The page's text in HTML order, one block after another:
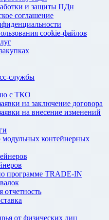
и защиты ПДн
соглашение
cookie-файлов
службы
с ТКО
на заключение договора
на внесение изменений
модульных контейнерных
программе TRADE-IN
отчетность
от физических лиц